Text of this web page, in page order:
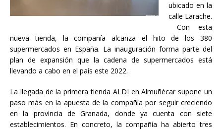
ubicado en la
calle Larache.
Con esta
nueva tienda, la compañía alcanza el hito de los 380
supermercados en España. La inauguración forma parte del
plan de expansión que la cadena de supermercados está
llevando a cabo en el país este 2022.
La llegada de la primera tienda ALDI en Almuñécar supone un
paso más en la apuesta de la compañía por seguir creciendo
en la provincia de Granada, donde ya cuenta con siete
establecimientos. En concreto, la compañía ha abierto tres